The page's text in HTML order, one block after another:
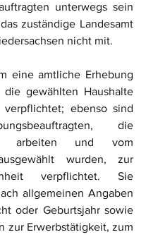
unterwegs sein
zuständige Landesamt
nicht mit.
eine amtliche Erhebung
die gewählten Haushalte
ebenso sind
die
arbeiten und vom
wurden, zur
verpflichtet. Sie
allgemeinen Angaben
oder Geburtsjahr sowie
zur Erwerbstätigkeit, zum